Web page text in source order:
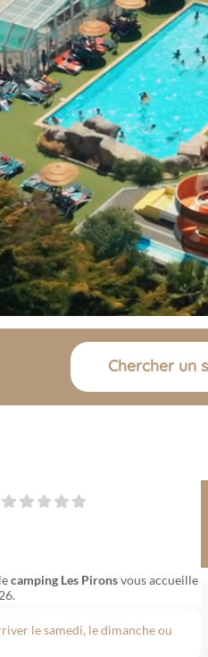
Chercher un
camping Les Pironsvous accueille
le samedi, le dimanche ou